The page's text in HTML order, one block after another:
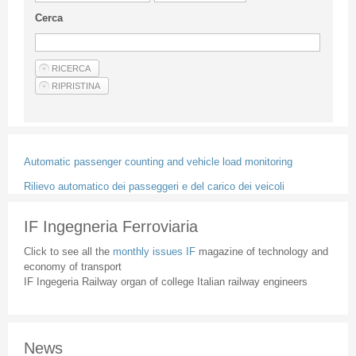
Privacy & Policy
Articles
Cerca
Automatic passenger counting and vehicle load monitoring
Rilievo automatico dei passeggeri e del carico dei veicoli
IF Ingegneria Ferroviaria
Click to see all the monthly issues IF magazine of technology and
economy of transport
IF Ingegeria Railway organ of college Italian railway engineers
News